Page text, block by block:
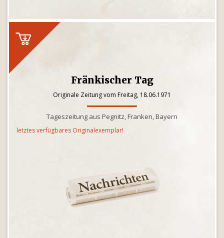
Fränkischer Tag
Originale Zeitung vom Freitag, 18.06.1971
Tageszeitung aus Pegnitz, Franken, Bayern
letztes verfügbares Originalexemplar!